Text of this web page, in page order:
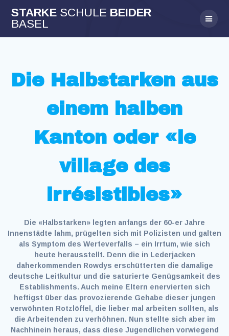
to
STARKE SCHULE BEIDER
BASEL
Die Halbstarken aus
einem halben
Kanton oder «le
village des
irrésistibles»
Die «Halbstarken» legten anfangs der 60-er Jahre
Innenstädte lahm, prügelten sich mit Polizisten und galten
als Symptom des Werteverfalls – ein Irrtum, wie sich
heute herausstellt. Denn die in Lederjacken
daherkommenden Rowdys erschütterten die damalige
deutsche Leitkultur und die saturierte Genügsamkeit des
Establishments. Auch meine Eltern enervierten sich
heftigst über das provozierende Gehabe dieser jungen
verwöhnten Rotzlöffel, die lieber mal arbeiten sollten, als
die Arbeitenden zu verhöhnen. Nun stellte sich aber im
Nachhinein heraus, dass diese Jugendlichen vorwiegend